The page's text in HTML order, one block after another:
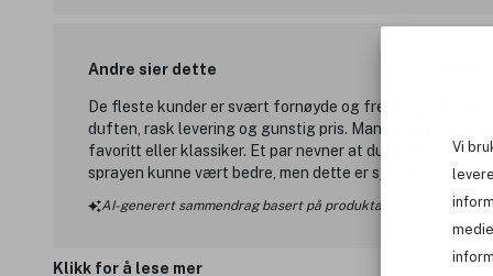
Vi
Andre sier dette
De fleste kunder er svært fornøyde og fremhever
duften, rask levering og gunstig pris. Mange omtaler
favoritt eller klassiker. Et par nevner at duften ikke
sprayen kunne vært bedre, men dette er sjeldne
AI-generert sammendrag basert på produktanmeldelser
Klikk for å lese mer